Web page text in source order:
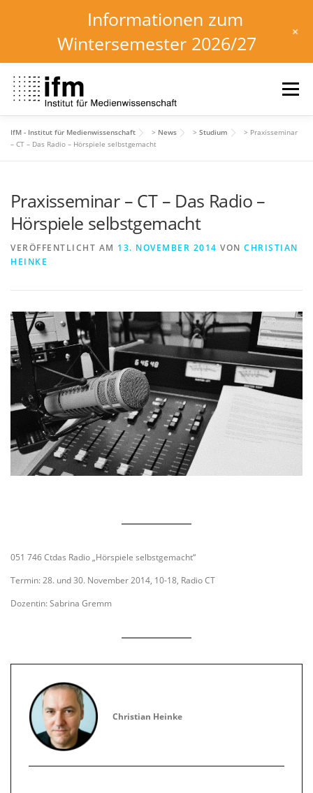
Inhalt
springen
Menü
HOME NEWS KALENDER
INSTITUT FORSCHUNG DOWNLOADS
IfM - Institut für Medienwissenschaft > News > Studium > Praxisseminar
– CT – Das Radio – Hörspiele selbstgemacht
Praxisseminar – CT – Das Radio –
Hörspiele selbstgemacht
VERÖFFENTLICHT AM 13. NOVEMBER 2014 VON CHRISTIAN
HEINKE
051 746 Ctdas Radio „Hörspiele selbstgemacht“
Termin: 28. und 30. November 2014, 10-18, Radio CT
Dozentin: Sabrina Gremm
Christian Heinke
Informationen zum
Wintersemester 2026/27
+